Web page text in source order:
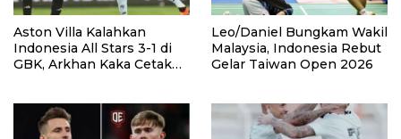
Aston Villa Kalahkan
Indonesia All Stars 3-1 di
GBK, Arkhan Kaka Cetak
Leo/Daniel Bungkam Wakil
Malaysia, Indonesia Rebut
Gelar Taiwan Open 2026